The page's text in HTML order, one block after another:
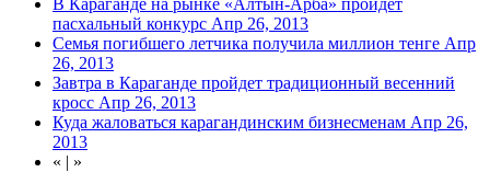
пасхальный конкурс Апр 26, 2013
Семья погибшего летчика получила миллион тенге Апр
26, 2013
Завтра в Караганде пройдет традиционный весенний
кросс Апр 26, 2013
Куда жаловаться карагандинским бизнесменам Апр 26,
2013
« | »